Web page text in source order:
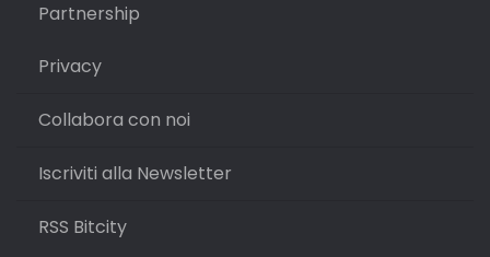
Partnership
Privacy
Collabora con noi
Iscriviti alla Newsletter
RSS Bitcity